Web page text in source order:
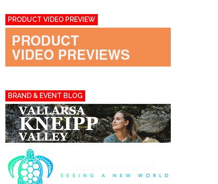
PRODUCT VIDEO PREVIEW
BRAND & EVENT BLOG